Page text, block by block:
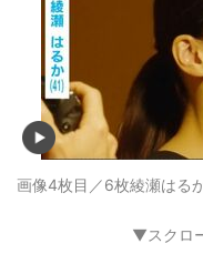
画像4枚目／6枚綾瀬はる
▼スクロ